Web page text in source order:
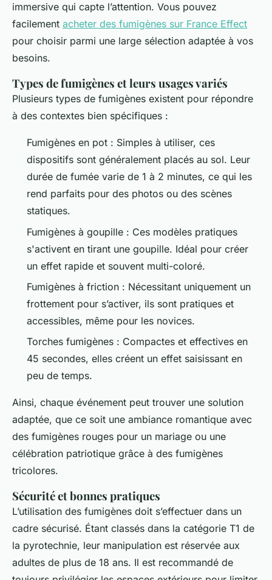
immersive qui capte l’attention. Vous pouvez
facilement acheter des fumigènes sur France Effect
pour choisir parmi une large sélection adaptée à vos
besoins.
Types de fumigènes et leurs usages variés
Plusieurs types de fumigènes existent pour répondre
à des contextes bien spécifiques :
Fumigènes en pot : Simples à utiliser, ces
dispositifs sont généralement placés au sol. Leur
durée de fumée varie de 1 à 2 minutes, ce qui les
rend parfaits pour des photos ou des scènes
statiques.
Fumigènes à goupille : Ces modèles pratiques
s'activent en tirant une goupille. Idéal pour créer
un effet rapide et souvent multi-coloré.
Fumigènes à friction : Nécessitant uniquement un
frottement pour s’activer, ils sont pratiques et
accessibles, même pour les novices.
Torches fumigènes : Compactes et effectives en
45 secondes, elles créent un effet saisissant en
peu de temps.
Ainsi, chaque événement peut trouver une solution
adaptée, que ce soit une ambiance romantique avec
des fumigènes rouges pour un mariage ou une
célébration patriotique grâce à des fumigènes
tricolores.
Sécurité et bonnes pratiques
L’utilisation des fumigènes doit s’effectuer dans un
cadre sécurisé. Étant classés dans la catégorie T1 de
la pyrotechnie, leur manipulation est réservée aux
adultes de plus de 18 ans. Il est recommandé de